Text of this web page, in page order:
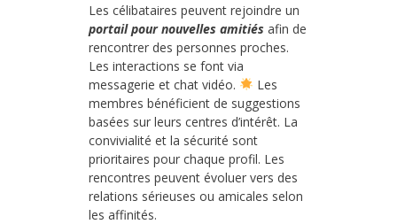
Les célibataires peuvent rejoindre un
portail pour nouvelles amitiés afin de
rencontrer des personnes proches.
Les interactions se font via
messagerie et chat vidéo.
Les
membres bénéficient de suggestions
basées sur leurs centres d’intérêt. La
convivialité et la sécurité sont
prioritaires pour chaque profil. Les
rencontres peuvent évoluer vers des
relations sérieuses ou amicales selon
les affinités.